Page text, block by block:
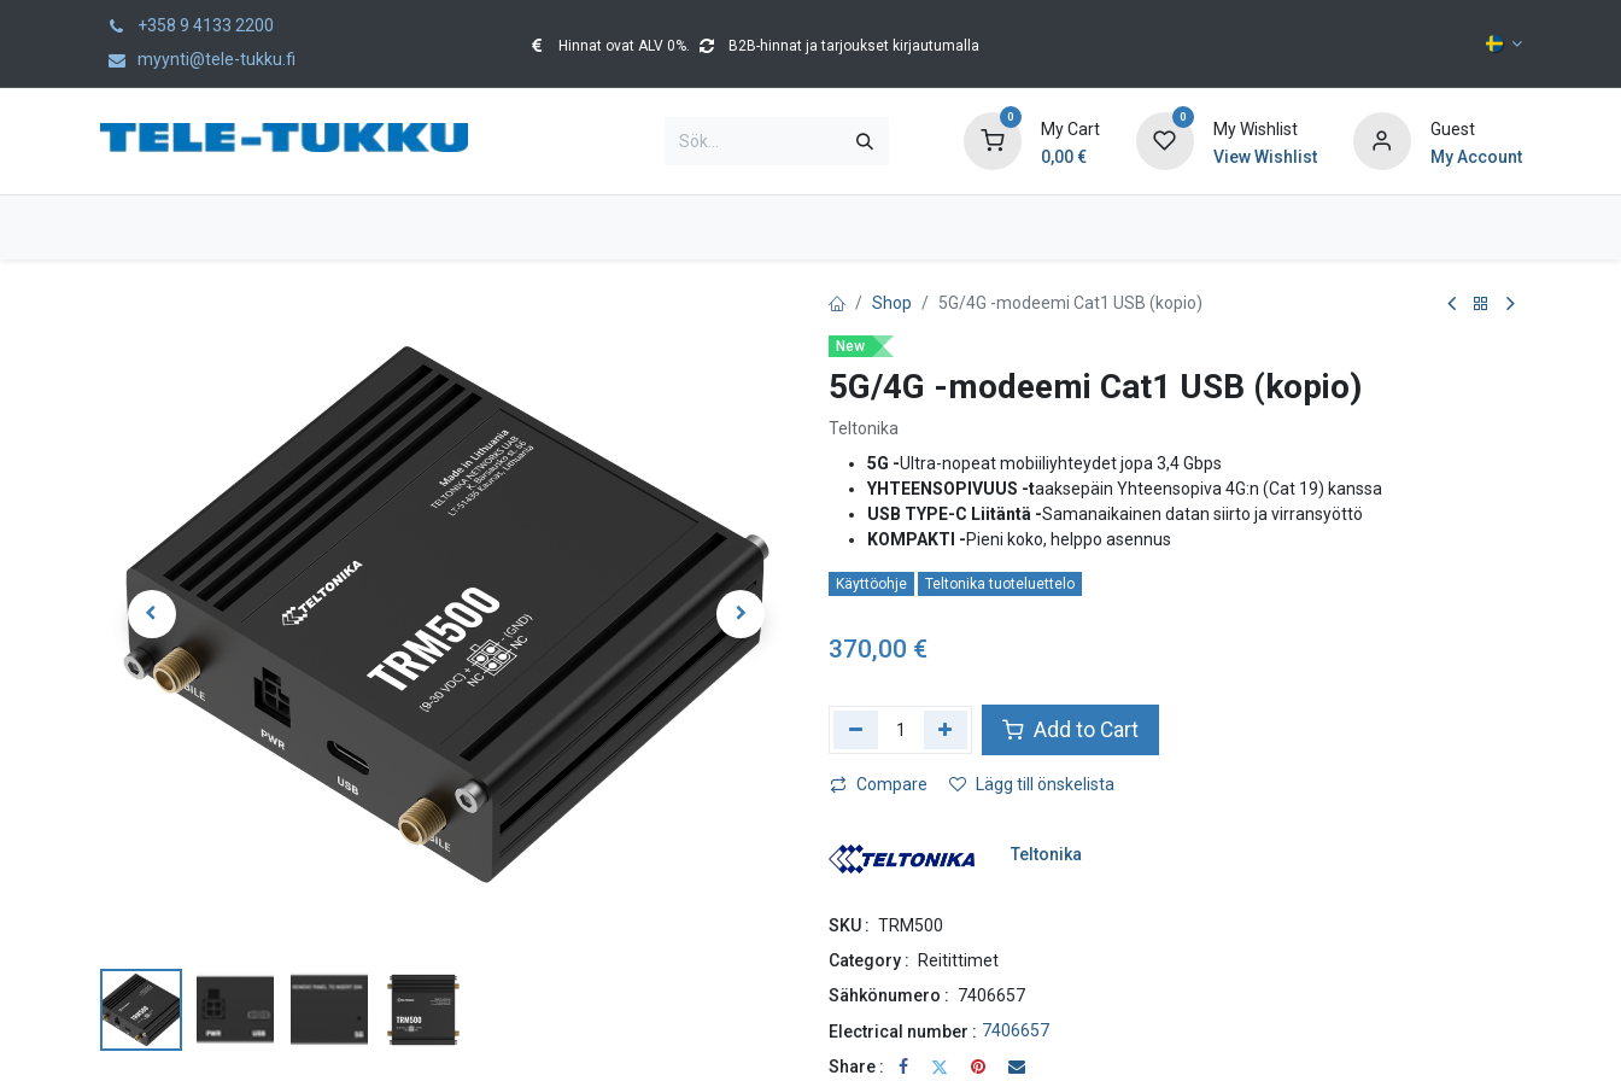
+358 9 4133 2200
myynti@tele-tukku.fi
Hinnat ovat ALV 0%. B2B-hinnat ja tarjoukset kirjautumalla
0
My Cart
0,00€
0
My Wishlist
View Wishlist
Guest
My Account
Shop 5G/4G -modeemi Cat1 USB (kopio)
New
5G/4G -modeemi Cat1 USB (kopio)
Teltonika
5G -Ultra-nopeat mobiiliyhteydet jopa 3,4 Gbps
YHTEENSOPIVUUS -taaksepäin Yhteensopiva 4G:n (Cat 19) kanssa
USB TYPE-C Liitäntä -Samanaikainen datan siirto ja virransyöttö
KOMPAKTI -Pieni koko, helppo asennus
Käyttöohje Teltonika tuoteluettelo
370,00 €
Add to Cart
Compare Lägg till önskelista
Teltonika
SKU : TRM500
Category :
Reitittimet
Sähkönumero : 7406657
Electrical number : 7406657
Share :